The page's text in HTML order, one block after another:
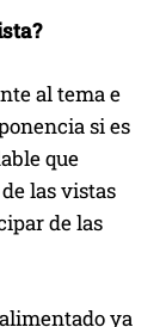
al tema e
si es
que
las vistas
de las
ya